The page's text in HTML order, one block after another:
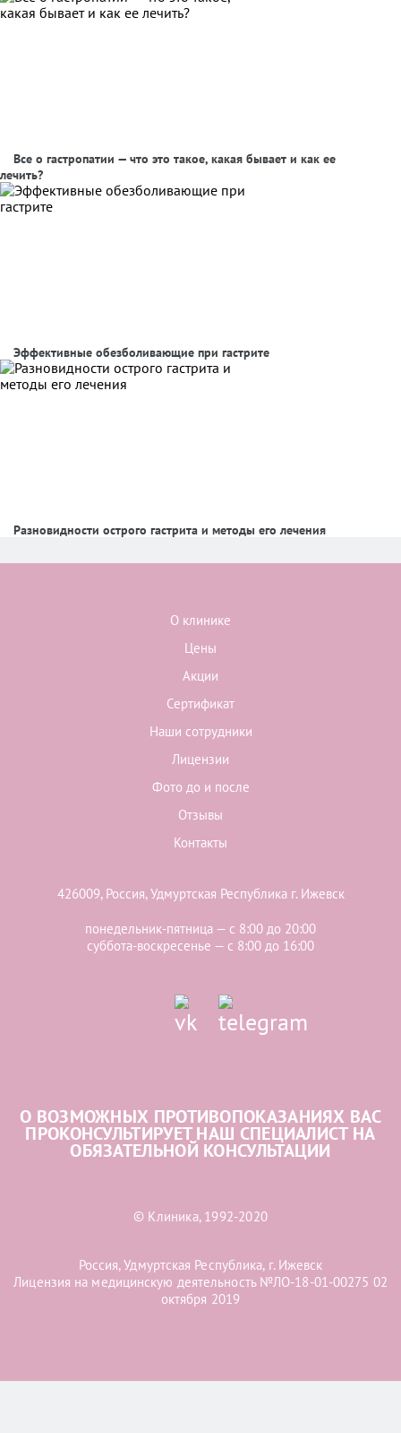
Все о гастропатии — что это такое, какая бывает и как ее
лечить?
Эффективные обезболивающие при гастрите
Разновидности острого гастрита и методы его лечения
О клинике
Цены
Акции
Сертификат
Наши сотрудники
Лицензии
Фото до и после
Отзывы
Контакты
426009, Россия, Удмуртская Республика г. Ижевск
понедельник-пятница — с 8:00 до 20:00
суббота-воскресенье — с 8:00 до 16:00
О ВОЗМОЖНЫХ ПРОТИВОПОКАЗАНИЯХ ВАС
ПРОКОНСУЛЬТИРУЕТ НАШ СПЕЦИАЛИСТ НА
ОБЯЗАТЕЛЬНОЙ КОНСУЛЬТАЦИИ
© Клиника, 1992-2020
Россия, Удмуртская Республика, г. Ижевск
Лицензия на медицинскую деятельность №ЛО-18-01-00275 02
октября 2019